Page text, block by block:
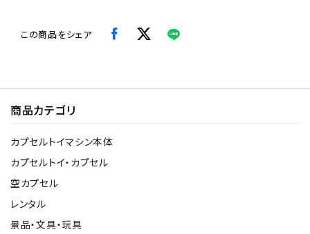
この商品をシェア
商品カテゴリ
カプセルトイマシン本体
カプセルトイ・カプセル
空カプセル
レンタル
景品・文具・玩具